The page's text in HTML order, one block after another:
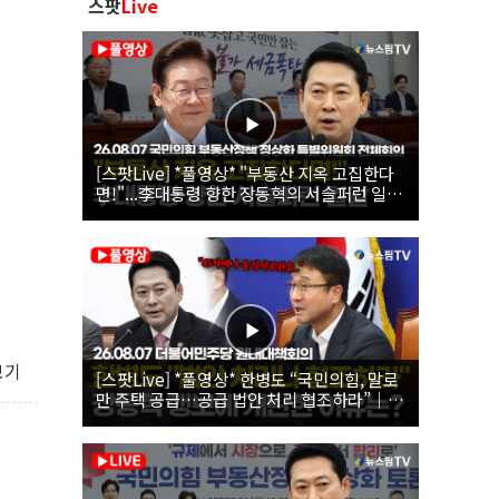
스팟Live
[스팟Live] *풀영상* "부동산 지옥 고집한다
면!"...李대통령 향한 장동혁의 서슬퍼런 일갈
| 26.08.07 국민의힘 부동산정책 정상화 특별
위원회 전체회의
[스팟Live] *풀영상* 한병도 “국민의힘, 말로
만 주택 공급…공급 법안 처리 협조하라”｜
26.08.07 더불어민주당 원내대책회의